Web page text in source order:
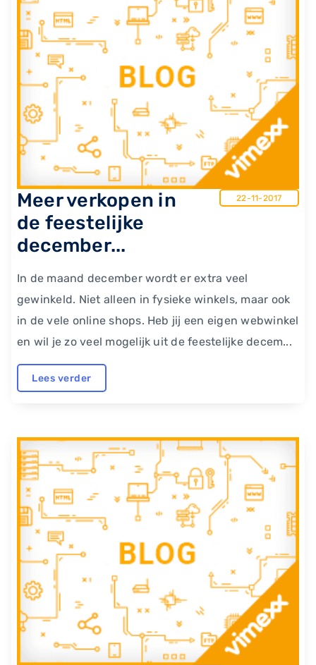
Meer verkopen in
de feestelijke
december...
22-11-2017
In de maand december wordt er extra veel
gewinkeld. Niet alleen in fysieke winkels, maar ook
in de vele online shops. Heb jij een eigen webwinkel
en wil je zo veel mogelijk uit de feestelijke decem...
Lees verder